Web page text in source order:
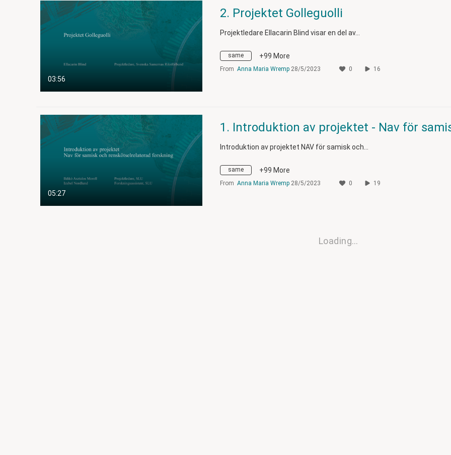
03:56
2. Projektet Golleguolli
Projektledare Ellacarin Blind visar en del av…
same +99 More
From Anna Maria Wremp 28/5/2023 0 16
05:27
Introduktion av projektet NAV för samisk och…
same +99 More
From Anna Maria Wremp 28/5/2023 0 19
Loading…